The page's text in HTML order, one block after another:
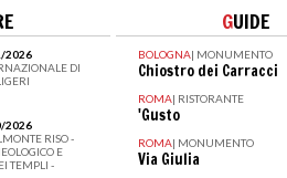
2026
DI
2026
RISO -
E
TEMPLI -
GUIDE
BOLOGNA| MONUMENTO
Chiostro dei Carracci
ROMA| RISTORANTE
'Gusto
ROMA| MONUMENTO
Via Giulia